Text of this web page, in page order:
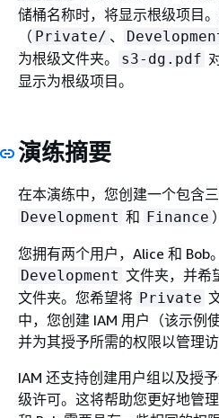
储桶名称时，将显示根级项目
（ Private/ 、
为根级文件夹。
s3-dg.pdf
显示为根级项目。
演练摘要
在本演练中，您创建一个包含
Development 和 Finance
您拥有两个用户，Alice 和 Bob
Development 文件夹，并希
文件夹。您希望将 Private
中，您创建 IAM 用户（该示例
并为其授予所需的权限以管理访
IAM 还支持创建用户组以及授
级许可。这将帮助您更好地管